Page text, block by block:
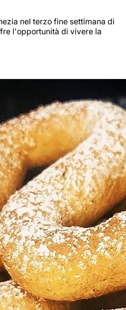
nel terzo fine settimana di
l'opportunità di vivere la